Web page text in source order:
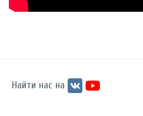
Найти нас на